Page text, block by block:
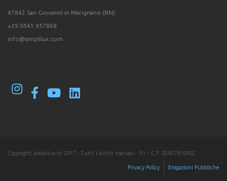
47842 San Giovanni in Marignano (RN)
+39 0541 957868
info@amplilux.com
Copyright Amplilux srl 2017 - Tutti i diritti riservati - P.I. - C.F. 02457810402
Privacy Policy Erogazioni Pubbliche